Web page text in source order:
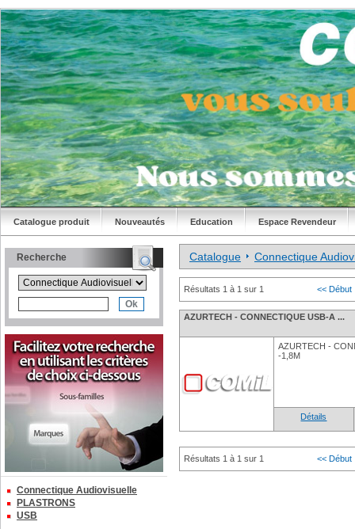
Catalogue produit Nouveautés Education Espace Revendeur
Recherche
Connectique Audiovisuelle
PLASTRONS
USB
Catalogue Connectique
Résultats 1 à 1 sur 1 << Début
AZURTECH - CONNECTIQUE USB-A ...
AZURTECH -
-1,8M
Détails
Résultats 1 à 1 sur 1 << Début